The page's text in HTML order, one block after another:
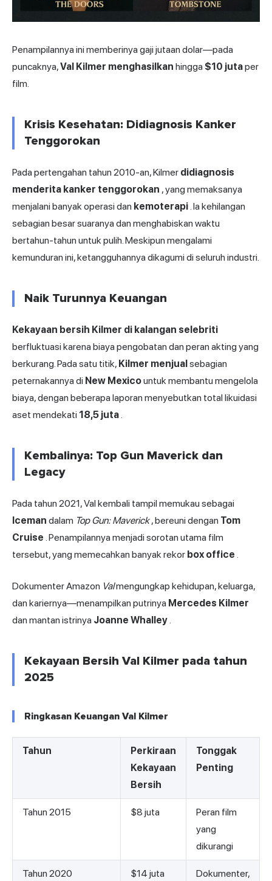
Penampilannya ini memberinya gaji jutaan dolar—pada
puncaknya,Val Kilmer menghasilkan hingga $10 jutaper
film.
Krisis Kesehatan: Didiagnosis Kanker
Tenggorokan
Pada pertengahan tahun 2010-an, Kilmer didiagnosis
menderita kanker tenggorokan , yang memaksanya
menjalani banyak operasi dan kemoterapi. Ia kehilangan
sebagian besar suaranya dan menghabiskan waktu
bertahun-tahun untuk pulih. Meskipun mengalami
kemunduran ini, ketangguhannya dikagumi di seluruh industri.
Naik Turunnya Keuangan
Kekayaan bersih Kilmer di kalangan selebriti
berfluktuasi karena biaya pengobatan dan peran akting yang
berkurang. Pada satu titik, Kilmer menjualsebagian
peternakannya di New Mexicountuk membantu mengelola
biaya, dengan beberapa laporan menyebutkan total likuidasi
aset mendekati 18,5 juta.
Kembalinya: Top Gun Maverick dan
Legacy
Pada tahun 2021, Val kembali tampil memukau sebagai
Iceman dalam Top Gun: Maverick, bereuni dengan Tom
Cruise . Penampilannya menjadi sorotan utama film
tersebut, yang memecahkan banyak rekor box office .
DokumenterAmazon Valmengungkap kehidupan, keluarga,
dan kariernya—menampilkan putrinya Mercedes Kilmer
dan mantan istrinya Joanne Whalley.
Kekayaan Bersih Val Kilmer pada tahun
2025
Ringkasan Keuangan Val Kilmer
Tahun
Perkiraan
Kekayaan
Bersih
Tonggak
Penting
Tahun 2015 $8 juta
Peran film
yang
dikurangi
Tahun 2020 $14 juta Dokumenter,